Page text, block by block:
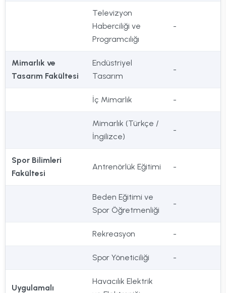
Televizyon
Haberciliği ve
Programcılığı
-
Mimarlık ve
Tasarım Fakültesi
Endüstriyel
Tasarım
-
İç Mimarlık -
Mimarlık (Türkçe /
İngilizce)
-
Spor Bilimleri
Fakültesi
Antrenörlük Eğitimi -
Beden Eğitimi ve
Spor Öğretmenliği
-
Rekreasyon -
Spor Yöneticiliği -
Uygulamalı
Havacılık Elektrik